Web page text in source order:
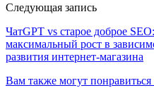
Следующая запись
ЧатGPT vs старое доброе
максимальный рост в
развития интернет-магазина
Вам также могут понравиться